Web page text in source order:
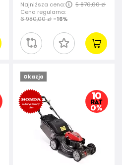
Najniższa cena:
5 870,00 zł
Cena regularna:
6 980,00 zł -16%
Okazja